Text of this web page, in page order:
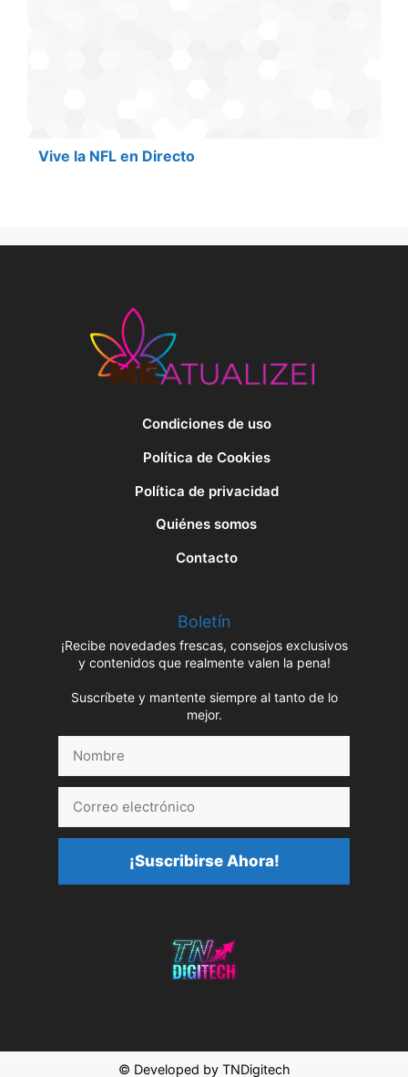
Vive la NFL en Directo
Condiciones de uso
Política de Cookies
Política de privacidad
Quiénes somos
Contacto
Boletín
¡Recibe novedades frescas, consejos exclusivos
y contenidos que realmente valen la pena!
Suscríbete y mantente siempre al tanto de lo
mejor.
electrónico
¡Suscribirse Ahora!